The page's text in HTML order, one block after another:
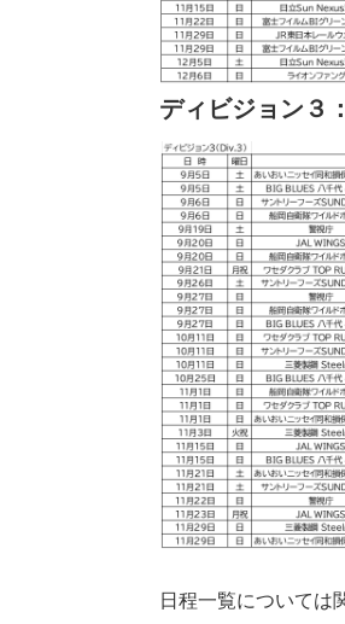
ディビジョン３：
日程一覧については